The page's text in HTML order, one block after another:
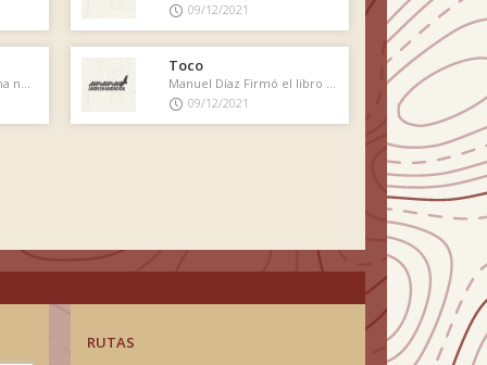
09/12/2021
Manuel Díaz Agregó una nueva foto
Toco
Manuel Díaz Firmó el libro de cumbre
09/12/2021
RUTAS